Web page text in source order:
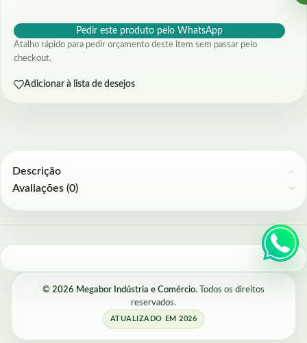
Pedir este produto pelo WhatsApp
Atalho rápido para pedir orçamento deste item sem passar pelo
checkout.
Adicionar à lista de desejos
Descrição
Avaliações (0)
© 2026 Megabor Indústria e Comércio. Todos os direitos
reservados.
ATUALIZADO EM 2026